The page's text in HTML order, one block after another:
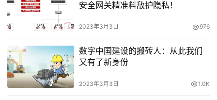
安全网关精准料敌护隐私！
2023年3月3日 976
数字中国建设的搬砖人：从此我们
又有了新身份
2023年3月3日 1.0K